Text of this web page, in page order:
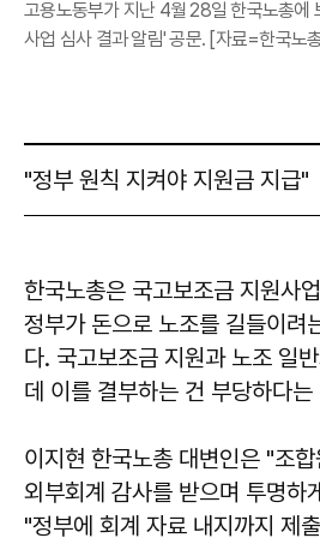
고용노동부가 지난 4월 28일 한국노총에
사업 심사 결과 알림' 공문. [자료=한국노
"정부 원칙 지켜야 지원금 지급"
한국노총은 국고보조금 지원사
정부가 돈으로 노조를 길들이려
다. 국고보조금 지원과 노조 일
데 이를 결부하는 건 부당하다는
이지현 한국노총 대변인은 "조
외부회계 감사를 받으며 투명하
"정부에 회계 자료 내지까지 제